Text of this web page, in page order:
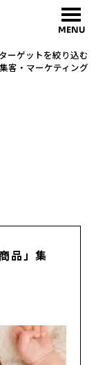
MENU
ターゲットを絞り込む
客・マーケティング
品」集